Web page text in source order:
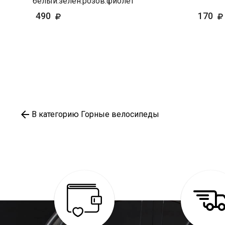
490 170
В категорию Горные велосипеды